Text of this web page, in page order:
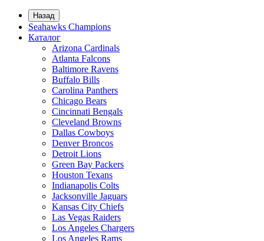
Назад
Seahawks Champions
Каталог
Arizona Cardinals
Atlanta Falcons
Baltimore Ravens
Buffalo Bills
Carolina Panthers
Chicago Bears
Cincinnati Bengals
Cleveland Browns
Dallas Cowboys
Denver Broncos
Detroit Lions
Green Bay Packers
Houston Texans
Indianapolis Colts
Jacksonville Jaguars
Kansas City Chiefs
Las Vegas Raiders
Los Angeles Chargers
Los Angeles Rams